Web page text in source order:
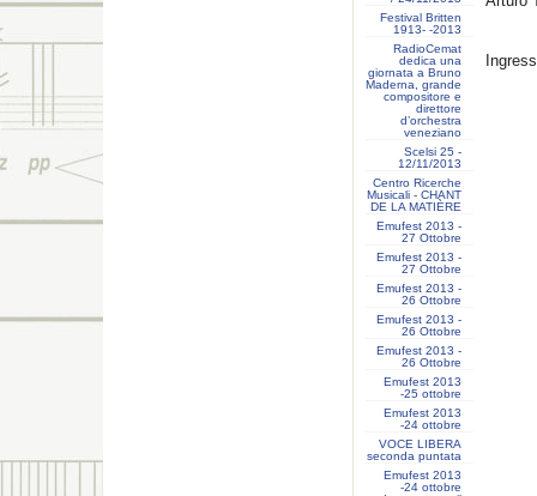
Festival Britten
1913- ‐2013
RadioCemat
dedica una
giornata a Bruno
Maderna, grande
compositore e
direttore
d’orchestra
veneziano
Scelsi 25 -
12/11/2013
Centro Ricerche
Musicali - CHANT
DE LA MATIÈRE
Emufest 2013 -
27 Ottobre
Emufest 2013 -
27 Ottobre
Emufest 2013 -
26 Ottobre
Emufest 2013 -
26 Ottobre
Emufest 2013 -
26 Ottobre
Emufest 2013
-25 ottobre
Emufest 2013
-24 ottobre
VOCE LIBERA
seconda puntata
Emufest 2013
-24 ottobre